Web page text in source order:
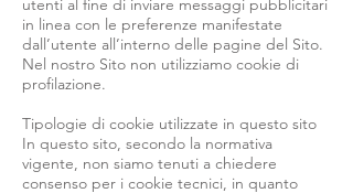
utenti al fine di inviare messaggi pubblicitari
in linea con le preferenze manifestate
dall’utente all’interno delle pagine del Sito.
Nel nostro Sito non utilizziamo cookie di
profilazione.
Tipologie di cookie utilizzate in questo sito
In questo sito, secondo la normativa
vigente, non siamo tenuti a chiedere
consenso per i cookie tecnici, in quanto